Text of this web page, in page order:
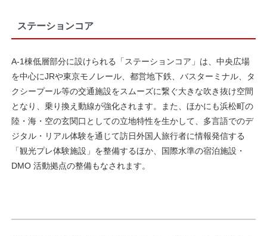
ステーションコア
A-1棟低層部分に設けられる「ステーションコア」は、中央広場
を中心にJRや東京モノレール、都営地下鉄、バスターミナル、タ
クシープール等の交通施設をスムーズに繋ぐ大きな吹き抜け空間
となり、乗り換え動線が強化されます。また、ほかにも浜松町の
陸・海・空の玄関口としての立地特性を生かして、多言語でのデ
ジタル・リアル体験を通じて訪日外国人旅行者に情報発信する
「観光プレ体験施設」を整備するほか、国際水準の宿泊施設・
DMO 活動拠点の整備もなされます。